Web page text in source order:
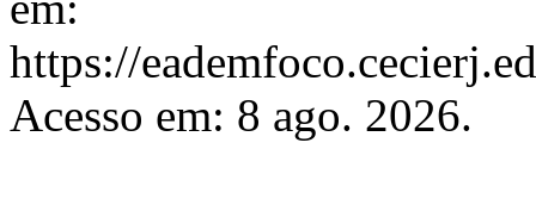
https://
Acesso em: 8 ago. 2026.